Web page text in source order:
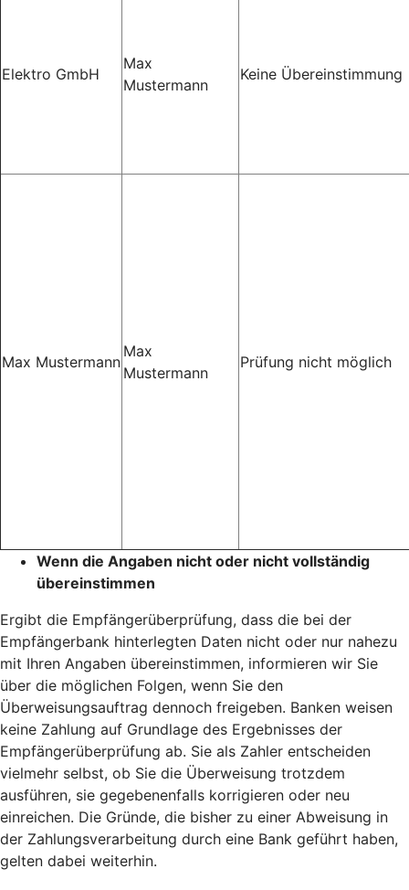
Elektro GmbH
Max
Mustermann
Keine Übereinstimmung
Max Mustermann
Max
Mustermann
Prüfung nicht möglich
Wenn die Angaben nicht oder nicht vollständig
übereinstimmen
Ergibt die Empfängerüberprüfung, dass die bei der
Empfängerbank hinterlegten Daten nicht oder nur nahezu
mit Ihren Angaben übereinstimmen, informieren wir Sie
über die möglichen Folgen, wenn Sie den
Überweisungsauftrag dennoch freigeben. Banken weisen
keine Zahlung auf Grundlage des Ergebnisses der
Empfängerüberprüfung ab. Sie als Zahler entscheiden
vielmehr selbst, ob Sie die Überweisung trotzdem
ausführen, sie gegebenenfalls korrigieren oder neu
einreichen. Die Gründe, die bisher zu einer Abweisung in
der Zahlungsverarbeitung durch eine Bank geführt haben,
gelten dabei weiterhin.